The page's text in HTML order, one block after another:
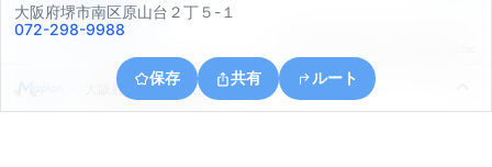
大阪府堺市南区原山台２丁５-１
072-298-9988
保存 共有 ルート
大阪府堺市南区鴨谷台３丁４
アプリで見る